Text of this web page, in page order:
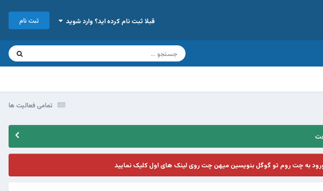
قبلا ثبت نام کرده اید؟ وارد شوید ثبت نام
تمامی فعالیت ها
به چت روم تو گوگل بنویسین میهن چت روی لینک های اول کلیک نمایید